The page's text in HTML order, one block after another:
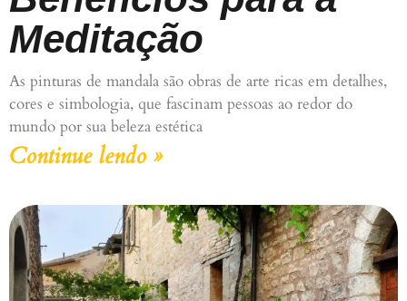
Meditação
As pinturas de mandala são obras de arte ricas em detalhes,
cores e simbologia, que fascinam pessoas ao redor do
mundo por sua beleza estética
Continue lendo »